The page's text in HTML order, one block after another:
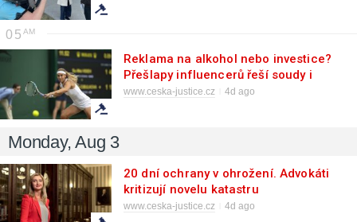
05
Reklama na alkohol nebo investice?
Přešlapy influencerů řeší soudy i
banky
www.ceska-justice.cz 4d ago
Monday, Aug 3
20 dní ochrany v ohrožení. Advokáti
kritizují novelu katastru
www.ceska-justice.cz 4d ago